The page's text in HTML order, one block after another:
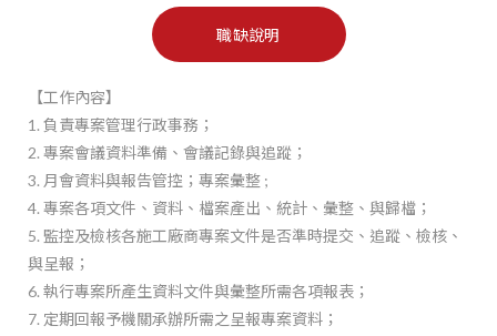
職缺說明
【工作內容】
1. 負責專案管理行政事務；
2. 專案會議資料準備、會議記錄與追蹤；
3. 月會資料與報告管控；專案彙整 ;
4. 專案各項文件、資料、檔案產出、統計、彙整、與歸檔；
5. 監控及檢核各施工廠商專案文件是否準時提交、追蹤、檢核、
與呈報；
6. 執行專案所產生資料文件與彙整所需各項報表；
7. 定期回報予機關承辦所需之呈報專案資料；